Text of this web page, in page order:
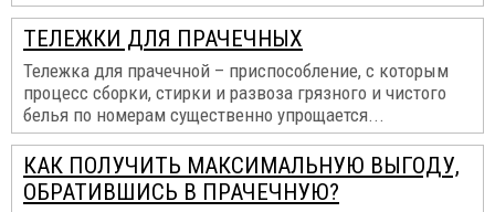
ТЕЛЕЖКИ ДЛЯ ПРАЧЕЧНЫХ
Тележка для прачечной – приспособление, с которым
процесс сборки, стирки и развоза грязного и чистого
белья по номерам существенно упрощается...
КАК ПОЛУЧИТЬ МАКСИМАЛЬНУЮ ВЫГОДУ,
ОБРАТИВШИСЬ В ПРАЧЕЧНУЮ?